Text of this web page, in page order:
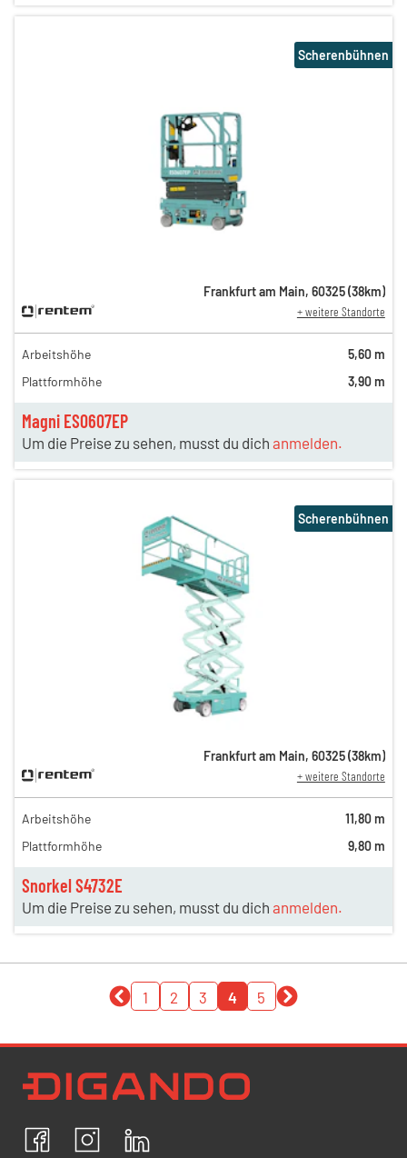
Magni ES0607EP
Um die Preise zu sehen, musst du dich anmelden.
Scherenbühnen
Frankfurt am Main, 60325(38km)
+ weitere Standorte
Arbeitshöhe
5,60 m
Plattformhöhe
3,90 m
Snorkel S4732E
Um die Preise zu sehen, musst du dich anmelden.
Scherenbühnen
Frankfurt am Main, 60325(38km)
+ weitere Standorte
Arbeitshöhe
11,80 m
Plattformhöhe
9,80 m
1 2 3 4 5
FacebookInstagram
Ich bestätige, dass ich die
Datenschutzrichtlinien
personenbezogenen Daten einverstanden.